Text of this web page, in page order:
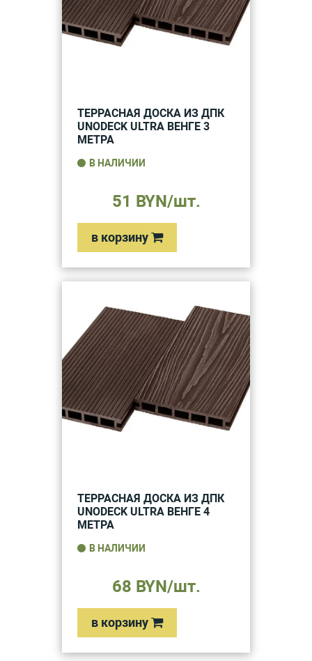
ТЕРРАСНАЯ ДОСКА ИЗ ДПК
UNODECK ULTRA ВЕНГЕ 3
МЕТРА
В НАЛИЧИИ
51 BYN/шт.
в корзину
ТЕРРАСНАЯ ДОСКА ИЗ ДПК
UNODECK ULTRA ВЕНГЕ 4
МЕТРА
В НАЛИЧИИ
68 BYN/шт.
в корзину